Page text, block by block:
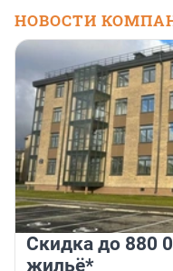
НОВОСТИ
Скидка до 880
жильё*